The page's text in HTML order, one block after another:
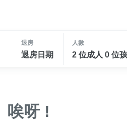
退房
退房日期
人數
2 位成人 0 位
唉呀 !